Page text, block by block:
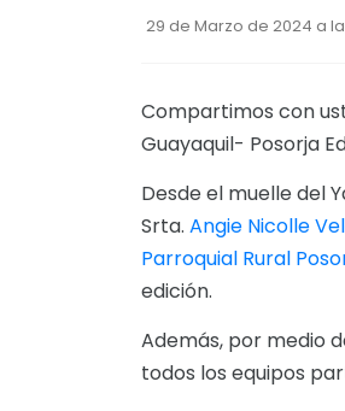
29 de Marzo de 2024 a
Compartimos con
Guayaquil- Posorja
Desde el muelle del
Srta. Angie Nicolle
Parroquial Rural
edición.
Además, por medio
todos los equipos